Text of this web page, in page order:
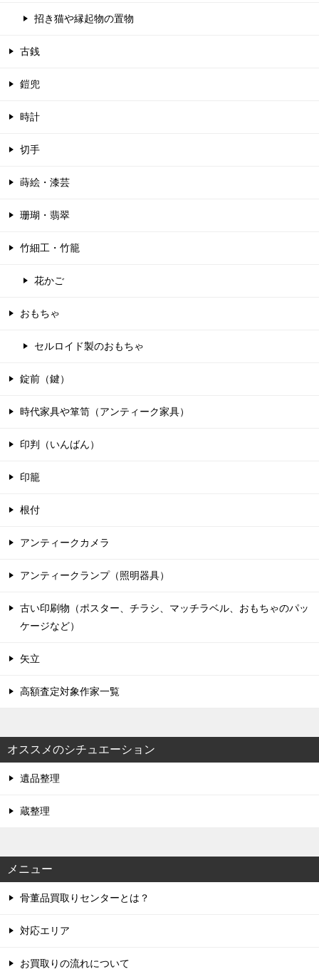
招き猫や縁起物の置物
古銭
鎧兜
時計
切手
蒔絵・漆芸
珊瑚・翡翠
竹細工・竹籠
花かご
おもちゃ
セルロイド製のおもちゃ
錠前（鍵）
時代家具や箪笥（アンティーク家具）
印判（いんばん）
印籠
根付
アンティークカメラ
アンティークランプ（照明器具）
古い印刷物（ポスター、チラシ、マッチラベル、おもちゃのパッ
ケージなど）
矢立
高額査定対象作家一覧
オススメのシチュエーション
遺品整理
蔵整理
メニュー
骨董品買取りセンターとは？
対応エリア
お買取りの流れについて